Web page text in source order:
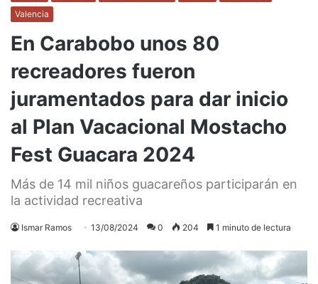
Valencia
En Carabobo unos 80
recreadores fueron
juramentados para dar inicio
al Plan Vacacional Mostacho
Fest Guacara 2024
Más de 14 mil niños guacareños participarán en
la actividad recreativa
Ismar Ramos 13/08/2024 0 204 1 minuto de lectura